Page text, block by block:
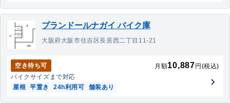
プランドールナガイ バイク庫
大阪府大阪市住吉区長居西二丁目11-21
空き待ち可 月額10,887 円(税込)
バイク サイズまで対応
屋根 平置き 24h利用可 舗装あり